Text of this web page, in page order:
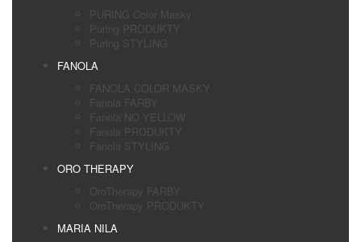
PURING Color Masky
Puring PRODUKTY
Puring STYLING
FANOLA
FANOLA COLOR MASKY
Fanola FARBY
Fanola NO YELLOW
Fanola PRODUKTY
Fanola STYLING
ORO THERAPY
OroTherapy FARBY
OroTherapy PRODUKTY
MARIA NILA